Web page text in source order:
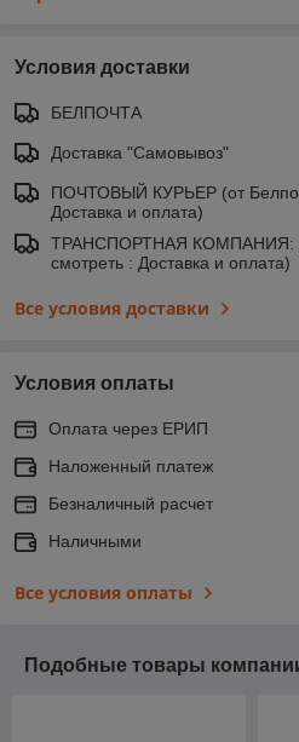
Условия доставки
БЕЛПОЧТА
Доставка "Самовывоз"
ПОЧТОВЫЙ КУРЬЕР (от
Доставка и оплата)
ТРАНСПОРТНАЯ КОМПАНИЯ:
смотреть : Доставка и оплата)
Все условия доставки
Условия оплаты
Оплата через ЕРИП
Наложенный платеж
Безналичный расчет
Наличными
Все условия оплаты
Подобные товары